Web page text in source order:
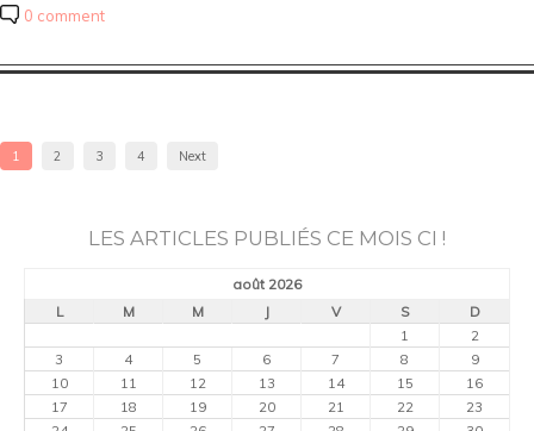
0 comment
1 2 3 4 Next
LES ARTICLES PUBLIÉS CE MOIS CI !
août 2026
L
M M J V S
D
1
2
3
4 5 6 7 8
9
10
11 12 13 14 15
16
17
18 19 20 21 22
23